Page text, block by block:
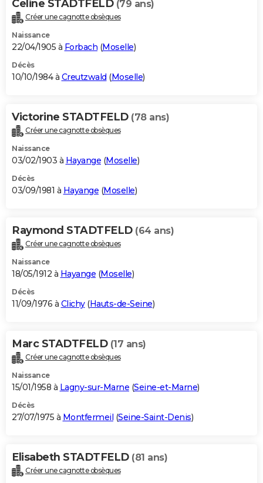
Celine STADTFELD (79 ans)
Créer une cagnotte obsèques
Naissance
22/04/1905 à Forbach (Moselle)
Décès
10/10/1984 à Creutzwald (Moselle)
Victorine STADTFELD (78 ans)
Créer une cagnotte obsèques
Naissance
03/02/1903 à Hayange (Moselle)
Décès
03/09/1981 à Hayange (Moselle)
Raymond STADTFELD (64 ans)
Créer une cagnotte obsèques
Naissance
18/05/1912 à Hayange (Moselle)
Décès
11/09/1976 à Clichy(Hauts-de-Seine)
Marc STADTFELD (17 ans)
Créer une cagnotte obsèques
Naissance
15/01/1958 à Lagny-sur-Marne (Seine-et-Marne)
Décès
27/07/1975 à Montfermeil (Seine-Saint-Denis)
Elisabeth STADTFELD (81 ans)
Créer une cagnotte obsèques